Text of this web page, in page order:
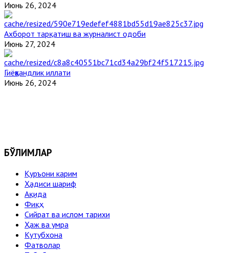
Июнь 26, 2024
Ахборот тарқатиш ва журналист одоби
Июнь 27, 2024
Гиёҳвандлик иллати
Июнь 26, 2024
БЎЛИМЛАР
Қуръони карим
Ҳадиси шариф
Ақида
Фиқҳ
Сийрат ва ислом тарихи
Ҳаж ва умра
Кутубхона
Фатволар